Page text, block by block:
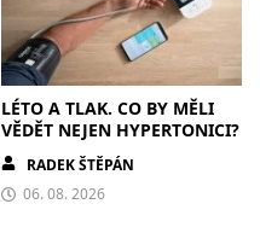
LÉTO A TLAK. CO BY MĚLI
VĚDĚT NEJEN HYPERTONICI?
RADEK ŠTĚPÁN
06. 08. 2026